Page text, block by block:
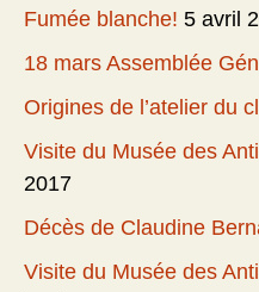
Fumée blanche! 5 avril
18 mars Assemblée
Origines de l’atelier du
Visite du Musée des
2017
Décès de Claudine
Visite du Musée des